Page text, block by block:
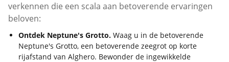
verkennen die een scala aan betoverende ervaringen
beloven:
Ontdek Neptune's Grotto. Waag u in de betoverende
Neptune's Grotto, een betoverende zeegrot op korte
rijafstand van Alghero. Bewonder de ingewikkelde